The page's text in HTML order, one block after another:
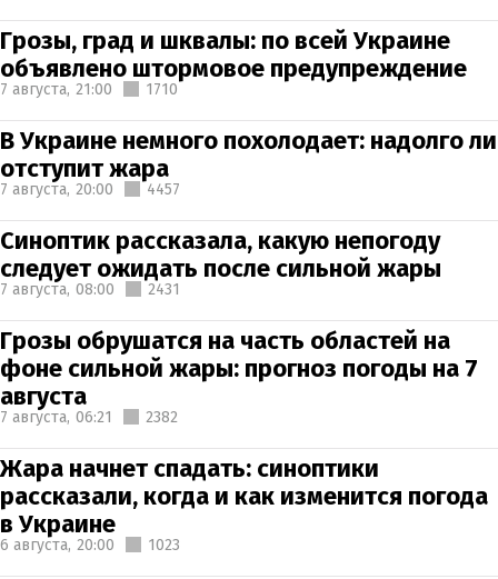
Грозы, град и шквалы: по всей Украине
объявлено штормовое предупреждение
7 августа, 21:00 1710
В Украине немного похолодает: надолго ли
отступит жара
7 августа, 20:00 4457
Синоптик рассказала, какую непогоду
следует ожидать после сильной жары
7 августа, 08:00 2431
Грозы обрушатся на часть областей на
фоне сильной жары: прогноз погоды на 7
августа
7 августа, 06:21 2382
Жара начнет спадать: синоптики
рассказали, когда и как изменится погода
в Украине
6 августа, 20:00 1023